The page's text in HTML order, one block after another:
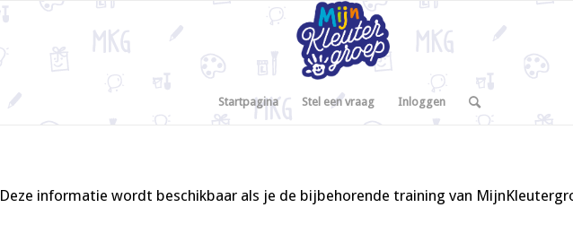
Startpagina Stel een vraag Inloggen
Deze informatie wordt beschikbaar als je de bijbehorende training van